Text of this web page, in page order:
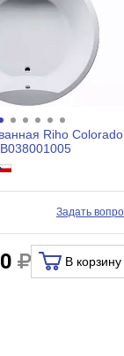
Riho Colorado
Задать
В корзину